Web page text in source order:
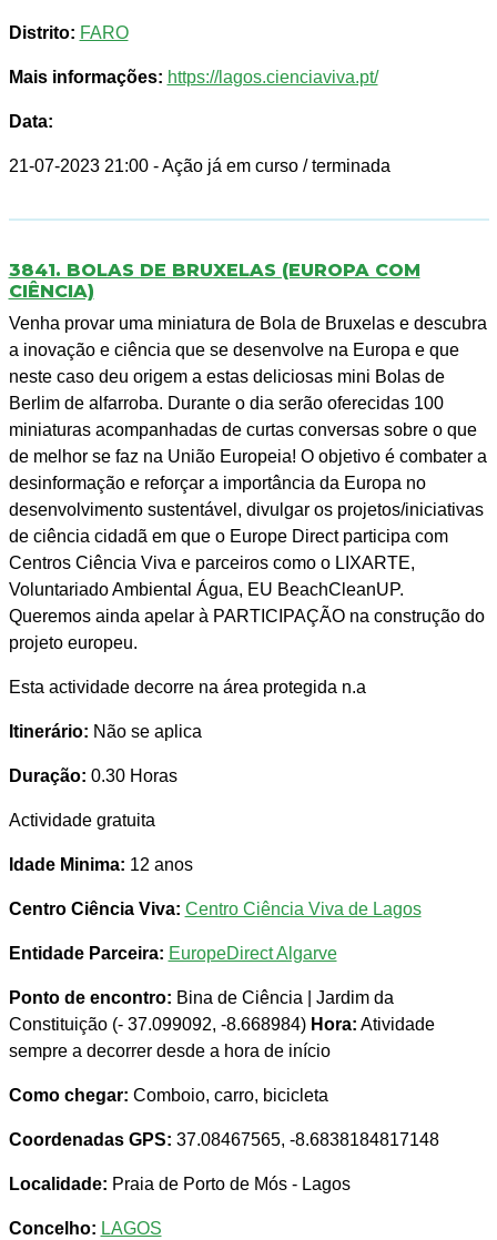
Distrito: FARO
Mais informações: https://lagos.cienciaviva.pt/
Data:
21-07-2023 21:00 - Ação já em curso / terminada
3841. BOLAS DE BRUXELAS (EUROPA COM
CIÊNCIA)
Venha provar uma miniatura de Bola de Bruxelas e descubra
a inovação e ciência que se desenvolve na Europa e que
neste caso deu origem a estas deliciosas mini Bolas de
Berlim de alfarroba. Durante o dia serão oferecidas 100
miniaturas acompanhadas de curtas conversas sobre o que
de melhor se faz na União Europeia! O objetivo é combater a
desinformação e reforçar a importância da Europa no
desenvolvimento sustentável, divulgar os projetos/iniciativas
de ciência cidadã em que o Europe Direct participa com
Centros Ciência Viva e parceiros como o LIXARTE,
Voluntariado Ambiental Água, EU BeachCleanUP.
Queremos ainda apelar à PARTICIPAÇÃO na construção do
projeto europeu.
Esta actividade decorre na área protegida n.a
Itinerário: Não se aplica
Duração: 0.30 Horas
Actividade gratuita
Idade Minima: 12 anos
Centro Ciência Viva: Centro Ciência Viva de Lagos
Entidade Parceira: EuropeDirect Algarve
Ponto de encontro: Bina de Ciência | Jardim da
Constituição (- 37.099092, -8.668984) Hora: Atividade
sempre a decorrer desde a hora de início
Como chegar: Comboio, carro, bicicleta
Coordenadas GPS: 37.08467565, -8.6838184817148
Localidade: Praia de Porto de Mós - Lagos
Concelho: LAGOS